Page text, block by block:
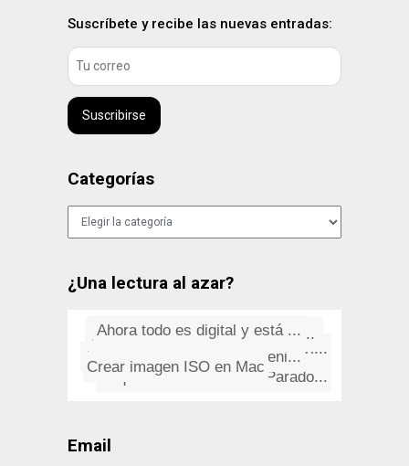
Suscríbete y recibe las nuevas entradas:
Suscribirse
Categorías
Categorías
¿Una lectura al azar?
Bienvenidos, maquero-planetari...
La guerra más corta de la his...
Pequeño Diccionario de Parado...
Cincuenta impresionantes carte...
Alphaville: De máscaras y eni...
Mail no abre tras migrar cuent...
John Mellencamp: Dance Naked
Crear imagen ISO en Mac
El atleta que corrí­a como s...
Ahora todo es digital y está ...
Email